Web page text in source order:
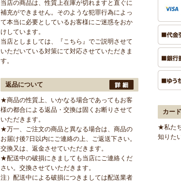
当店の商品は、性質上在庫が切れますと直ぐに
補充ができません。そのような犯罪行為によっ
て本当に必要としているお客様にご迷惑をおか
けしています。
当店としましては、
『こちら』 でご説明させて
いただいている対策にて対応させていただきま
す。
返品について
★商品の性質上、いかなる場合であってもお客
様の都合による返品・交換は固くお断りさせて
いただきます。
★万一、ご注文の商品と異なる場合は、商品の
お届け後7日以内にご連絡の上、ご返送下さい。
交換又は、返金させていただきます。
★配送中の破損にきましても当店にご連絡くだ
さい。交換させていただきます。
注）配送中による破損につきましては配送業者
カー
★私た
知りた